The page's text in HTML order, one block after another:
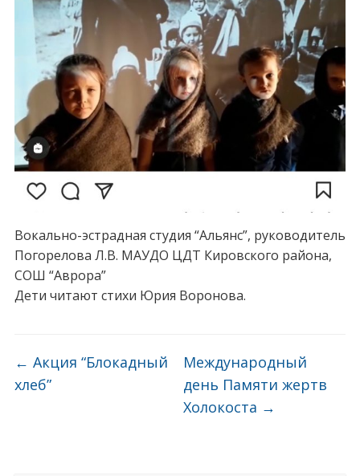
Вокально-эстрадная студия “Альянс”, руководитель
Погорелова Л.В. МАУДО ЦДТ Кировского района,
СОШ “Аврора”
Дети читают стихи Юрия Воронова.
← Акция “Блокадный
хлеб”
Международный
день Памяти жертв
Холокоста →